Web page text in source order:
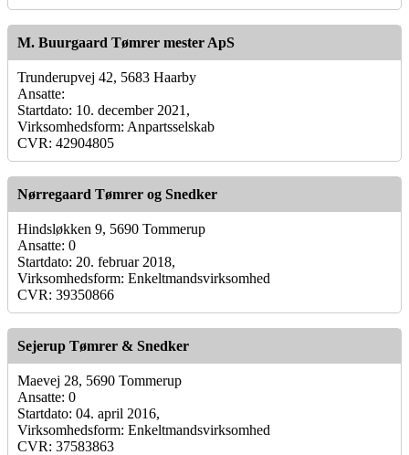
M. Buurgaard Tømrer mester ApS
Trunderupvej 42, 5683 Haarby
Ansatte:
Startdato: 10. december 2021,
Virksomhedsform: Anpartsselskab
CVR: 42904805
Nørregaard Tømrer og Snedker
Hindsløkken 9, 5690 Tommerup
Ansatte: 0
Startdato: 20. februar 2018,
Virksomhedsform: Enkeltmandsvirksomhed
CVR: 39350866
Sejerup Tømrer & Snedker
Maevej 28, 5690 Tommerup
Ansatte: 0
Startdato: 04. april 2016,
Virksomhedsform: Enkeltmandsvirksomhed
CVR: 37583863